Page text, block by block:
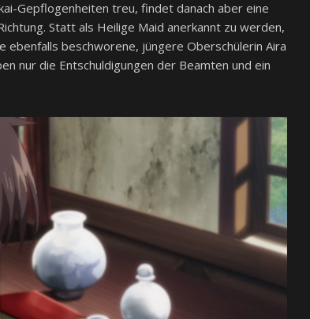
Gepflogenheiten treu, findet danach aber eine
Statt als Heilige Maid anerkannt zu werden,
beschworene, jüngere Oberschülerin Aira
nur die Entschuldigungen der Beamten und ein